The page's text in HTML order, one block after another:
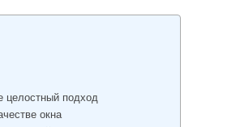
целостный подход
окна